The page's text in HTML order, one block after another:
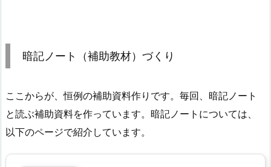
暗記ノート（補助教材）づくり
ここからが、恒例の補助資料作りです。毎回、暗記ノート
と読ぶ補助資料を作っています。暗記ノートについては、
以下のページで紹介しています。